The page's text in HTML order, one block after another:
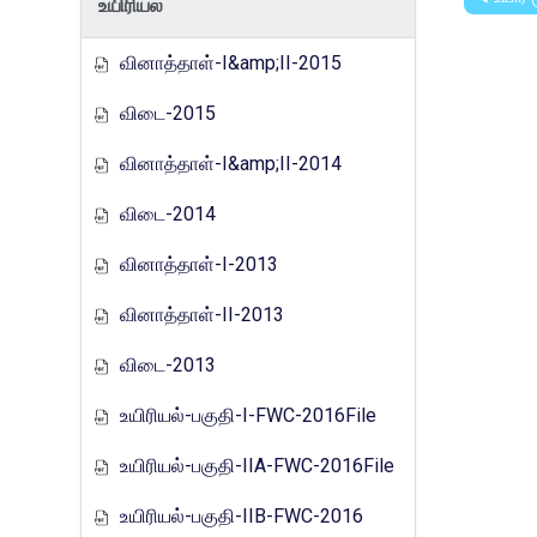
உயிரியல்
வினாத்தாள்-I&amp;II-2015
விடை-2015
வினாத்தாள்-I&amp;II-2014
விடை-2014
வினாத்தாள்-I-2013
வினாத்தாள்-II-2013
விடை-2013
உயிரியல்-பகுதி-I-FWC-2016File
உயிரியல்-பகுதி-IIA-FWC-2016File
உயிரியல்-பகுதி-IIB-FWC-2016